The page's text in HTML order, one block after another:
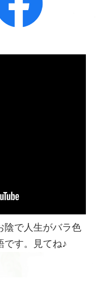
陰で人生がバラ色
です。見てね♪